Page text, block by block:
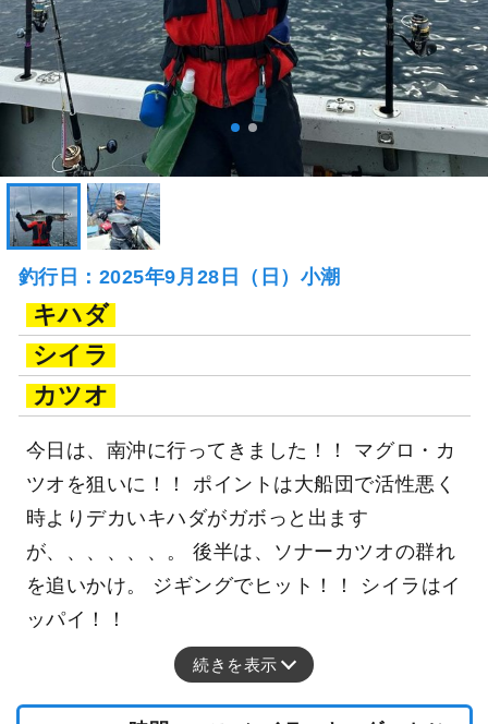
釣行日：2025年9月28日（日）小潮
キハダ
シイラ
カツオ
今日は、南沖に行ってきました！！ マグロ・カ
ツオを狙いに！！ ポイントは大船団で活性悪く
時よりデカいキハダがガボっと出ます
が、、、、、、。 後半は、ソナーカツオの群れ
を追いかけ。 ジギングでヒット！！ シイラはイ
ッパイ！！
続きを表示